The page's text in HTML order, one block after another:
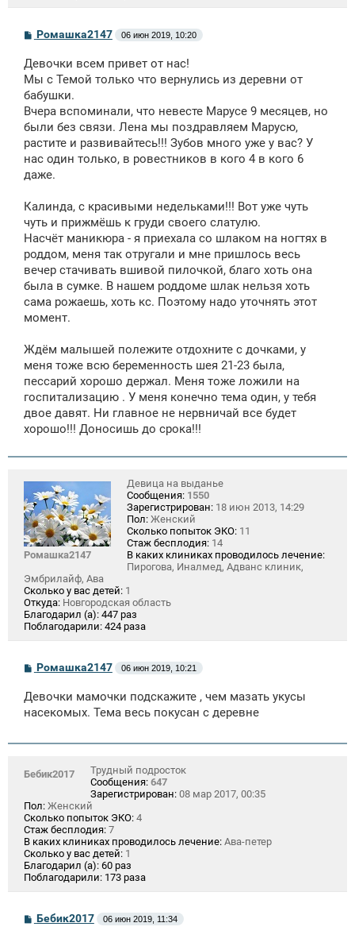
С
о
б
щ
н
и
Ромашка2147 06 июн 2019, 10:20
Девочки всем привет от нас!
Мы с Темой только что вернулись из деревни от
бабушки.
Вчера вспоминали, что невесте Марусе 9 месяцев, но
были без связи. Лена мы поздравляем Марусю,
растите и развивайтесь!!! Зубов много уже у вас? У
нас один только, в ровестников в кого 4 в кого 6
даже.
Калинда, с красивыми недельками!!! Вот уже чуть
чуть и прижмёшь к груди своего слатулю.
Насчёт маникюра - я приехала со шлаком на ногтях в
роддом, меня так отругали и мне пришлось весь
вечер стачивать вшивой пилочкой, благо хоть она
была в сумке. В нашем роддоме шлак нельзя хоть
сама рожаешь, хоть кс. Поэтому надо уточнять этот
момент.
Ждём малышей полежите отдохните с дочками, у
меня тоже всю беременность шея 21-23 была,
пессарий хорошо держал. Меня тоже ложили на
госпитализацию . У меня конечно тема один, у тебя
двое давят. Ни главное не нервничай все будет
хорошо!!! Доносишь до срока!!!
Ромашка2147
Девица на выданье
Сообщения: 1550
Зарегистрирован: 18 июн 2013, 14:29
Пол: Женский
Сколько попыток ЭКО: 11
Стаж бесплодия: 14
В каких клиниках проводилось лечение:
Пирогова, Иналмед, Адванс клиник,
Эмбрилайф, Ава
Сколько у вас детей: 1
Откуда: Новгородская область
Благодарил (а): 447 раз
Поблагодарили: 424 раза
С
о
б
щ
и
Ромашка2147 06 июн 2019, 10:21
Девочки мамочки подскажите , чем мазать укусы
насекомых. Тема весь покусан с деревне
Бебик2017
Трудный подросток
Сообщения: 647
Зарегистрирован: 08 мар 2017, 00:35
Пол: Женский
Сколько попыток ЭКО: 4
Стаж бесплодия: 7
В каких клиниках проводилось лечение: Ава-петер
Сколько у вас детей: 1
Благодарил (а): 60 раз
Поблагодарили: 173 раза
С
о
Бебик2017 06 июн 2019, 11:34